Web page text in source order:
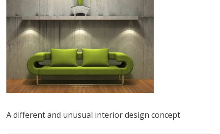
A different and unusual interior design concept